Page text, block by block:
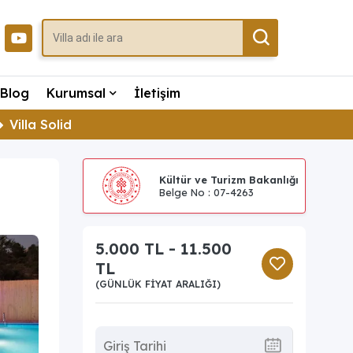
Blog Kurumsal
İletişim
Villa Solid
Kültür ve Turizm Bakanlığı
Belge No : 07-4263
5.000 TL - 11.500
TL
(GÜNLÜK FIYAT ARALIĞI)